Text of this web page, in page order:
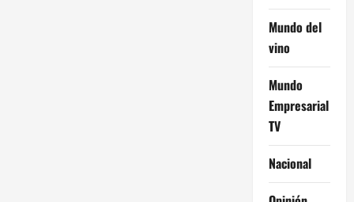
Mundo del
vino
Mundo
Empresarial
TV
Nacional